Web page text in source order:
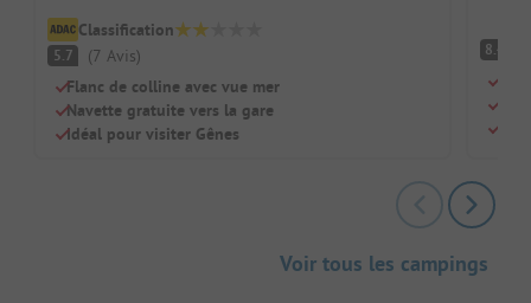
Classification
5.7 (7 Avis)
Flanc de colline avec vue mer
Navette gratuite vers la gare
Idéal pour visiter Gênes
8.4
Voir tous les campings